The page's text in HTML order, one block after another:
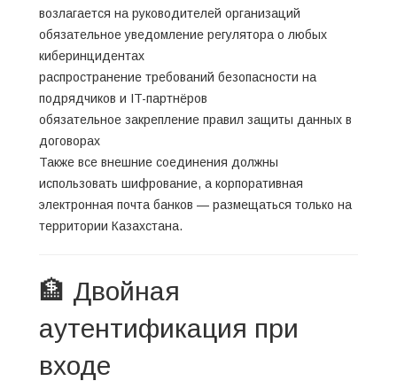
возлагается на руководителей организаций
обязательное уведомление регулятора о любых
киберинцидентах
распространение требований безопасности на
подрядчиков и IT-партнёров
обязательное закрепление правил защиты данных в
договорах
Также все внешние соединения должны
использовать шифрование, а корпоративная
электронная почта банков — размещаться только на
территории Казахстана.
🏦 Двойная
аутентификация при
входе